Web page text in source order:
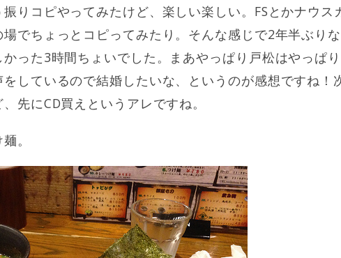
りコピやってみたけど、楽しい楽しい。FSとかナウス
でちょっとコピってみたり。そんな感じで2年半ぶり
かった3時間ちょいでした。まあやっぱり戸松はやっぱ
しているので結婚したいな、というのが感想ですね！
先にCD買えというアレですね。
。